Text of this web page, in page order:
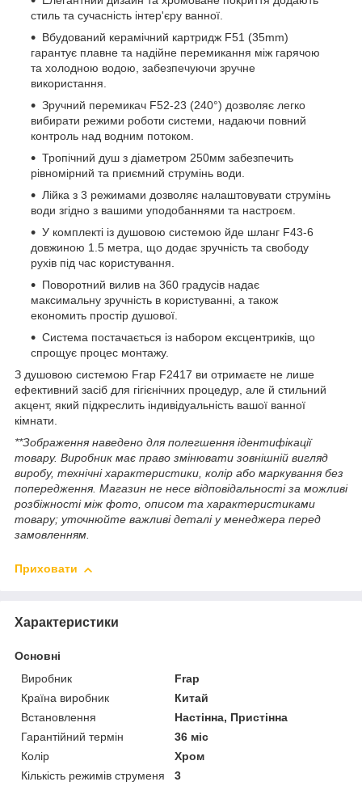
стиль та сучасність інтер'єру ванної.
Вбудований керамічний картридж F51 (35mm)
гарантує плавне та надійне перемикання між гарячою
та холодною водою, забезпечуючи зручне
використання.
Зручний перемикач F52-23 (240°) дозволяє легко
вибирати режими роботи системи, надаючи повний
контроль над водним потоком.
Тропічний душ з діаметром 250мм забезпечить
рівномірний та приємний струмінь води.
Лійка з 3 режимами дозволяє налаштовувати струмінь
води згідно з вашими уподобаннями та настроєм.
У комплекті із душовою системою йде шланг F43-6
довжиною 1.5 метра, що додає зручність та свободу
рухів під час користування.
Поворотний вилив на 360 градусів надає
максимальну зручність в користуванні, а також
економить простір душової.
Система постачається із набором ексцентриків, що
спрощує процес монтажу.
З душовою системою Frap F2417 ви отримаєте не лише
ефективний засіб для гігієнічних процедур, але й стильний
акцент, який підкреслить індивідуальність вашої ванної
кімнати.
**Зображення наведено для полегшення ідентифікації
товару. Виробник має право змінювати зовнішній вигляд
виробу, технічні характеристики, колір або маркування без
попередження. Магазин не несе відповідальності за можливі
розбіжності між фото, описом та характеристиками
товару; уточнюйте важливі деталі у менеджера перед
замовленням.
Приховати
Характеристики
Основні
Виробник
Frap
Країна виробник
Китай
Встановлення
Настінна, Пристінна
Гарантійний термін
36 міс
Колір
Хром
Кількість режимів струменя
3